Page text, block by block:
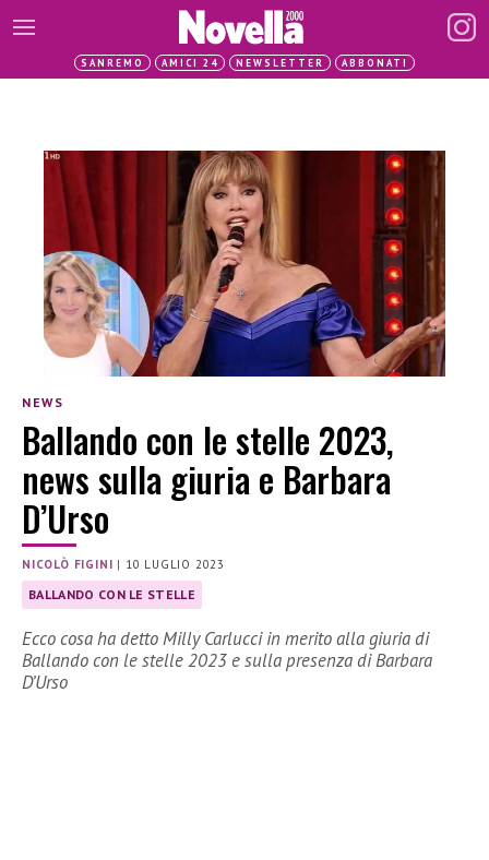
SANREMO AMICI 24 NEWSLETTER ABBONATI
NEWS
Ballando con le stelle 2023,
news sulla giuria e Barbara
D’Urso
NICOLÒ FIGINI | 10 LUGLIO 2023
BALLANDO CON LE STELLE
Ecco cosa ha detto Milly Carlucci in merito alla giuria di
Ballando con le stelle 2023 e sulla presenza di Barbara
D’Urso